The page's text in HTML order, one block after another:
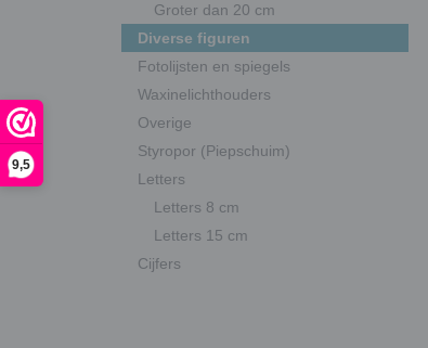
9,5
Groter dan 20 cm
Diverse figuren
Fotolijsten en spiegels
Waxinelichthouders
Overige
Styropor (Piepschuim)
Letters
Letters 8 cm
Letters 15 cm
Cijfers